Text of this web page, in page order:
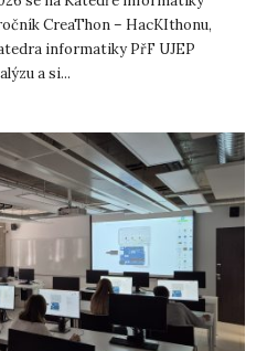
CreaThon – HacKIthonu,
informatiky PřF UJEP
a si...